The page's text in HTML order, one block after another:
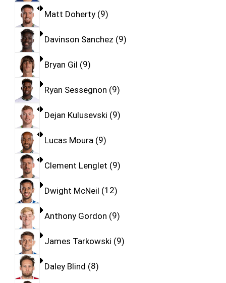
Matt Doherty 9
Davinson Sanchez 9
Bryan Gil 9
Ryan Sessegnon 9
Dejan Kulusevski 9
Lucas Moura 9
Clement Lenglet 9
Dwight McNeil 12
Anthony Gordon 9
James Tarkowski 9
Daley Blind 8